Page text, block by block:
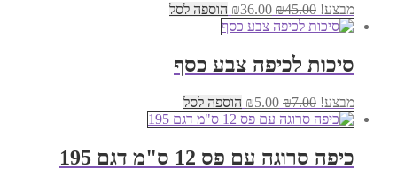
מבצע! ₪45.00
המחיר
המקורי
₪45.00.
₪36.00
המחיר
הנוכחי
₪36.00.
הוספה לסל
סיכות לכיפה צבע כסף
מבצע! ₪7.00
המחיר
המקורי
היה:
₪7.00.
₪5.00
המחיר
הנוכחי
הוא:
₪5.00.
הוספה לסל
כיפה סרוגה עם פס 12 ס"מ דגם 195